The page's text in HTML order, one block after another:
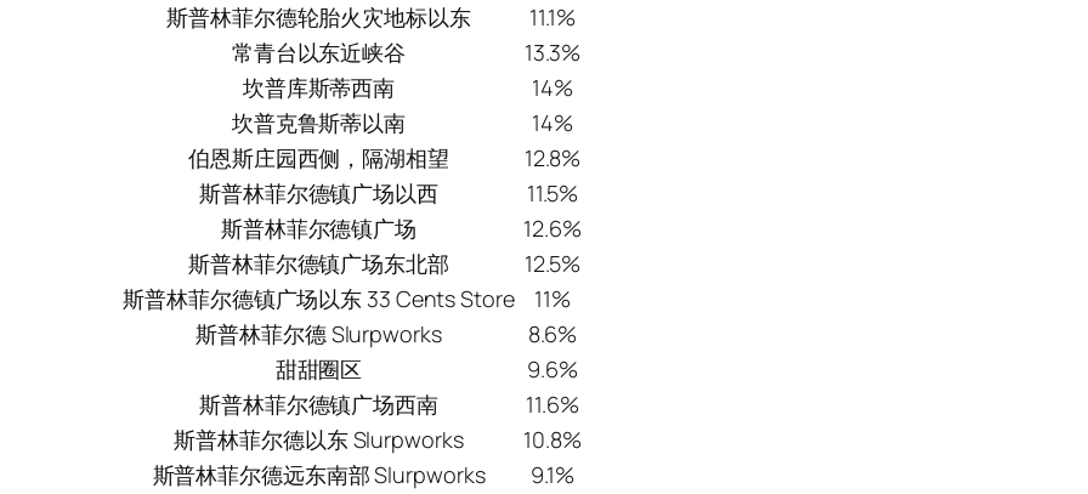
斯普林菲尔德轮胎火灾地标以东
11.1%
常青台以东近峡谷
13.3%
坎普库斯蒂西南
14%
坎普克鲁斯蒂以南
14%
伯恩斯庄园西侧，隔湖相望
12.8%
斯普林菲尔德镇广场以西
11.5%
斯普林菲尔德镇广场
12.6%
斯普林菲尔德镇广场东北部
12.5%
斯普林菲尔德镇广场以东 33 Cents Store
11%
斯普林菲尔德 Slurpworks
8.6%
甜甜圈区
9.6%
斯普林菲尔德镇广场西南
11.6%
斯普林菲尔德以东 Slurpworks
10.8%
斯普林菲尔德远东南部 Slurpworks
9.1%